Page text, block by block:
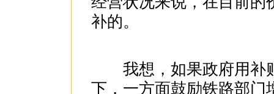
补的。
我想，如果政府用补
下，一方面鼓励铁路部门